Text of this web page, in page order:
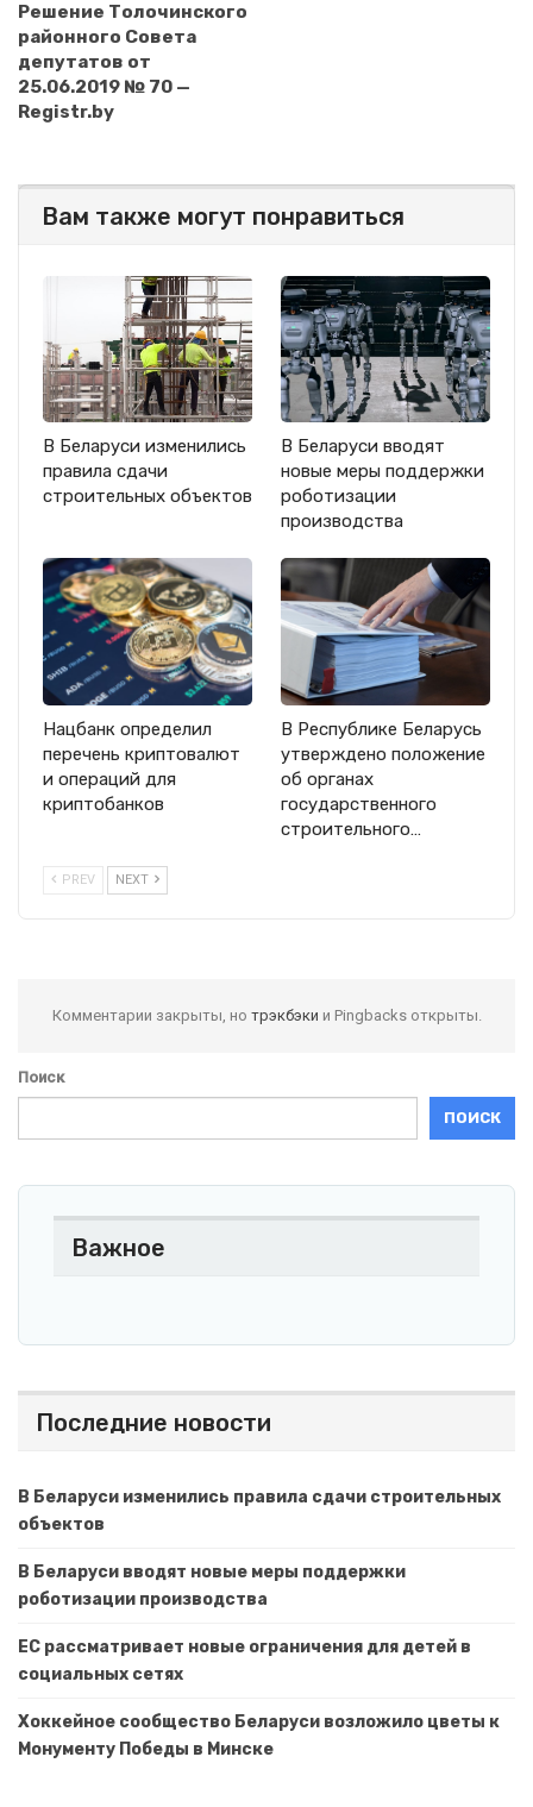
Решение Толочинского
районного Совета
депутатов от
25.06.2019 № 70 —
Registr.by
Вам также могут понравиться
В Беларуси изменились
правила сдачи
строительных объектов
В Беларуси вводят
новые меры поддержки
роботизации
производства
Нацбанк определил
перечень криптовалют
и операций для
криптобанков
В Республике Беларусь
утверждено положение
об органах
государственного
строительного…
PREV NEXT
Комментарии закрыты, но трэкбэки и Pingbacks открыты.
Поиск
ПОИСК
Важное
Последние новости
В Беларуси изменились правила сдачи строительных
объектов
В Беларуси вводят новые меры поддержки
роботизации производства
ЕС рассматривает новые ограничения для детей в
социальных сетях
Хоккейное сообщество Беларуси возложило цветы к
Монументу Победы в Минске